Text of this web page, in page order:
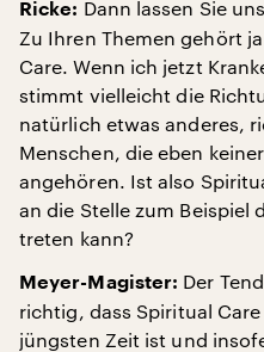
Ricke: Dann lassen Sie
Zu Ihren Themen gehört
Care. Wenn ich jetzt
stimmt vielleicht die
natürlich etwas anderes,
Menschen, die eben
angehören. Ist also
an die Stelle zum Beispiel
treten kann?
Meyer-Magister: Der
richtig, dass Spiritual
jüngsten Zeit ist und